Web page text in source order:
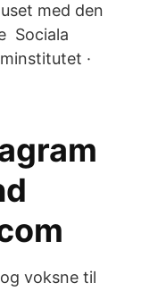
med den
Sociala
·
voksne til